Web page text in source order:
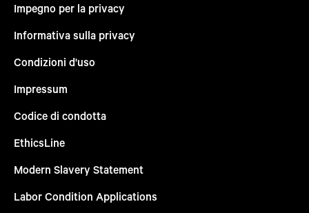
Impegno per la privacy
Informativa sulla privacy
Condizioni d'uso
Impressum
Codice di condotta
EthicsLine
Modern Slavery Statement
Labor Condition Applications